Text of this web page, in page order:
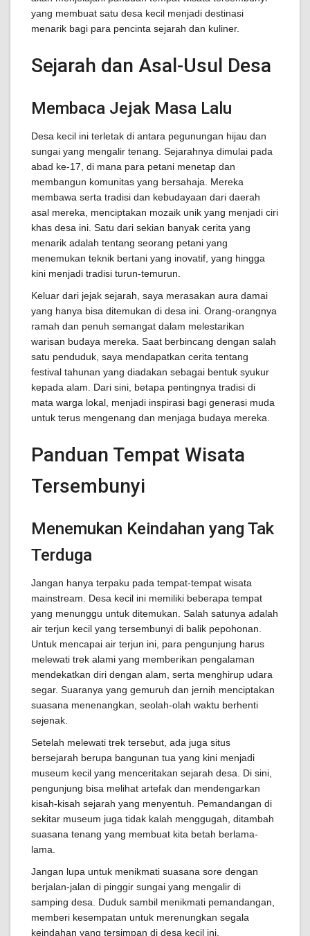
yang membuat satu desa kecil menjadi destinasi
menarik bagi para pencinta sejarah dan kuliner.
Sejarah dan Asal-Usul Desa
Membaca Jejak Masa Lalu
Desa kecil ini terletak di antara pegunungan hijau dan
sungai yang mengalir tenang. Sejarahnya dimulai pada
abad ke-17, di mana para petani menetap dan
membangun komunitas yang bersahaja. Mereka
membawa serta tradisi dan kebudayaan dari daerah
asal mereka, menciptakan mozaik unik yang menjadi ciri
khas desa ini. Satu dari sekian banyak cerita yang
menarik adalah tentang seorang petani yang
menemukan teknik bertani yang inovatif, yang hingga
kini menjadi tradisi turun-temurun.
Keluar dari jejak sejarah, saya merasakan aura damai
yang hanya bisa ditemukan di desa ini. Orang-orangnya
ramah dan penuh semangat dalam melestarikan
warisan budaya mereka. Saat berbincang dengan salah
satu penduduk, saya mendapatkan cerita tentang
festival tahunan yang diadakan sebagai bentuk syukur
kepada alam. Dari sini, betapa pentingnya tradisi di
mata warga lokal, menjadi inspirasi bagi generasi muda
untuk terus mengenang dan menjaga budaya mereka.
Panduan Tempat Wisata
Tersembunyi
Menemukan Keindahan yang Tak
Terduga
Jangan hanya terpaku pada tempat-tempat wisata
mainstream. Desa kecil ini memiliki beberapa tempat
yang menunggu untuk ditemukan. Salah satunya adalah
air terjun kecil yang tersembunyi di balik pepohonan.
Untuk mencapai air terjun ini, para pengunjung harus
melewati trek alami yang memberikan pengalaman
mendekatkan diri dengan alam, serta menghirup udara
segar. Suaranya yang gemuruh dan jernih menciptakan
suasana menenangkan, seolah-olah waktu berhenti
sejenak.
Setelah melewati trek tersebut, ada juga situs
bersejarah berupa bangunan tua yang kini menjadi
museum kecil yang menceritakan sejarah desa. Di sini,
pengunjung bisa melihat artefak dan mendengarkan
kisah-kisah sejarah yang menyentuh. Pemandangan di
sekitar museum juga tidak kalah menggugah, ditambah
suasana tenang yang membuat kita betah berlama-
lama.
Jangan lupa untuk menikmati suasana sore dengan
berjalan-jalan di pinggir sungai yang mengalir di
samping desa. Duduk sambil menikmati pemandangan,
memberi kesempatan untuk merenungkan segala
keindahan yang tersimpan di desa kecil ini.